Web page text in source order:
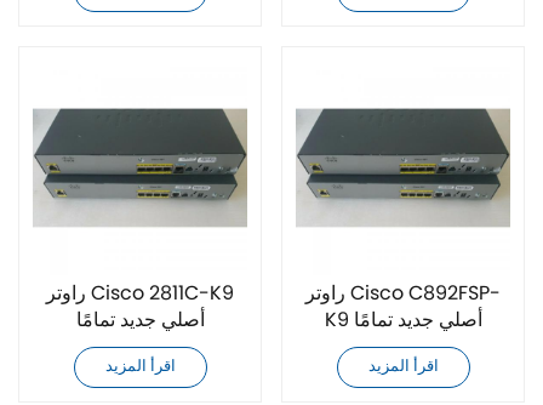
راوتر Cisco 2811C-K9
أصلي جديد تمامًا
اقرأ المزيد
راوتر Cisco C892FSP-
K9 أصلي جديد تمامًا
اقرأ المزيد